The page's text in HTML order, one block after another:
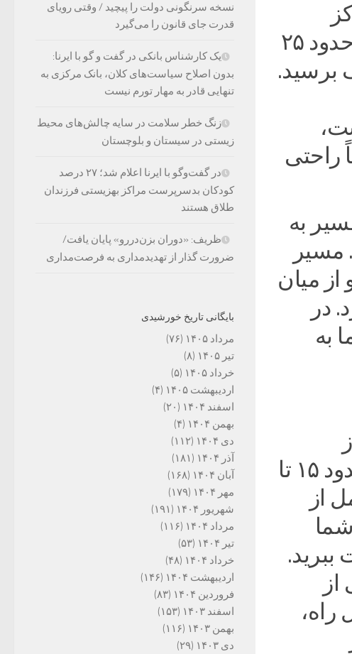
تهران، به جاده لواسان – فشم وارد شوید و حدود ۲۵
برسید.
راحتی
به
مسیر
و از میان
در
به
روستای سوستون آغاز می‌شود و به مدت حدود ۱۵ تا
از
راه،
نسخه سرنگونی دولت را پیچید / وقتی رویای
قدرت جای قانون را می‌گیرد
یک کارشناس بانکی در گفت و گو با ایرنا:
بدون اصلاح سیاست‌های کلان، بانک مرکزی به
تنهایی قادر به مهار تورم نیست
زنگ خطر سلامت در سایه چالش‌های محیط
زیستی در سیستان و بلوچستان
در گفت‌وگو با ایرنا اعلام شد؛ ۲۷ درصد
کودکان بدسرپرست مراکز بهزیستی فرزندان
طلاق هستند
ظریف: «دوران بزن‌دررو» پایان یافت/
ضرورت گذار از تهدیدمداری به فرصت‌مداری
بایگانی تاریخ خورشیدی
مرداد ۱۴۰۵
(۷۶)
تیر ۱۴۰۵
(۸)
خرداد ۱۴۰۵
(۵)
اردیبهشت ۱۴۰۵
(۴)
اسفند ۱۴۰۴
(۲۰)
بهمن ۱۴۰۴
(۴)
دی ۱۴۰۴
(۱۱۲)
آذر ۱۴۰۴
(۱۸۱)
آبان ۱۴۰۴
(۱۶۸)
مهر ۱۴۰۴
(۱۷۹)
شهریور ۱۴۰۴
(۱۹۱)
مرداد ۱۴۰۴
(۱۱۶)
تیر ۱۴۰۴
(۵۳)
خرداد ۱۴۰۴
(۴۸)
اردیبهشت ۱۴۰۴
(۱۴۶)
فروردین ۱۴۰۴
(۸۳)
اسفند ۱۴۰۳
(۱۵۳)
بهمن ۱۴۰۳
(۱۱۶)
دی ۱۴۰۳
(۲۹)